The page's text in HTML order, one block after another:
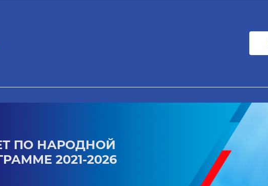
ПО НАРОДНОЙ
2021-2026